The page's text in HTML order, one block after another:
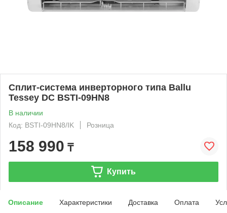
Сплит-система инверторного типа Ballu
Tessey DC BSTI-09HN8
В наличии
Код: BSTI-09HN8/IK
Розница
158 990 ₸
Купить
Описание Характеристики Доставка Оплата